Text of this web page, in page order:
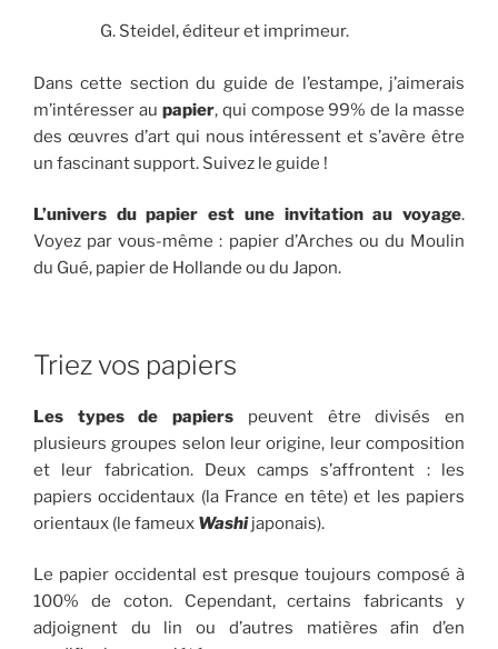
G. Steidel, éditeur et imprimeur.
Dans cette section du guide de l’estampe, j’aimerais
m’intéresser au papier, qui compose 99% de la masse
des œuvres d’art qui nous intéressent et s’avère être
un fascinant support. Suivez le guide !
L’univers du papier est une invitation au voyage.
Voyez par vous-même : papier d’Arches ou du Moulin
du Gué, papier de Hollande ou du Japon.
Triez vos papiers
Les types de papiers peuvent être divisés en
plusieurs groupes selon leur origine, leur composition
et leur fabrication. Deux camps s’affrontent : les
papiers occidentaux (la France en tête) et les papiers
orientaux (le fameux Washijaponais).
Le papier occidental est presque toujours composé à
100% de coton. Cependant, certains fabricants y
adjoignent du lin ou d’autres matières afin d’en